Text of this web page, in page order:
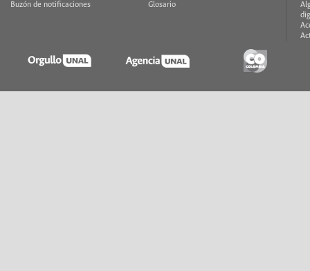
Buzón de notificaciones
Glosario